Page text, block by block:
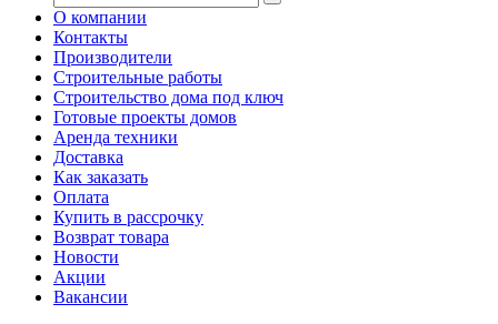
О компании
Контакты
Производители
Строительные работы
Строительство дома под ключ
Готовые проекты домов
Аренда техники
Доставка
Как заказать
Оплата
Купить в рассрочку
Возврат товара
Новости
Акции
Вакансии